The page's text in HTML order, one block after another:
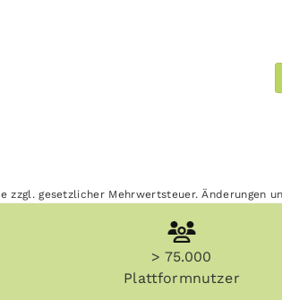
zzgl. gesetzlicher Mehrwertsteuer. Änderungen
> 75.000
Plattformnutzer